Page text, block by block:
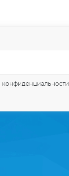
конфиденциальности